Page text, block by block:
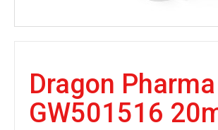
Dragon Pharma
GW501516